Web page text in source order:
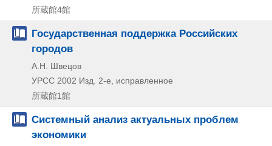
所蔵館4館
Государственная поддержка Российских
городов
А.Н. Швецов
УРСС 2002 Изд. 2-е, исправленное
所蔵館1館
Системный анализ актуальных проблем
экономики